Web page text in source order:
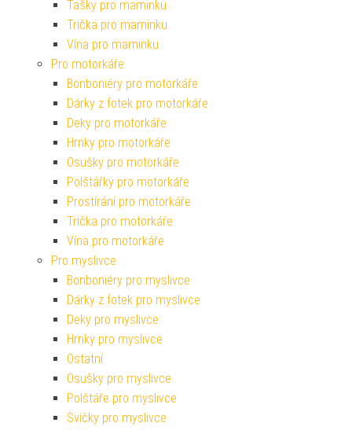
Tašky pro maminku
Trička pro maminku
Vína pro maminku
Pro motorkáře
Bonboniéry pro motorkáře
Dárky z fotek pro motorkáře
Deky pro motorkáře
Hrnky pro motorkáře
Osušky pro motorkáře
Polštářky pro motorkáře
Prostírání pro motorkáře
Trička pro motorkáře
Vína pro motorkáře
Pro myslivce
Bonboniéry pro myslivce
Dárky z fotek pro myslivce
Deky pro myslivce
Hrnky pro myslivce
Ostatní
Osušky pro myslivce
Polštáře pro myslivce
Svíčky pro myslivce